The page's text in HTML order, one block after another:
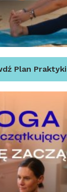
Plan Praktyki